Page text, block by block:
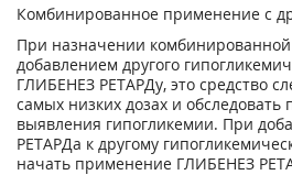
Комбинированное применение с
При назначении
добавлением другого
ГЛИБЕНЕЗ РЕТАРДу, это средство
самых низких дозах и обследовать
выявления гипогликемии. При
РЕТАРДа к другому
начать применение ГЛИБЕНЕЗ